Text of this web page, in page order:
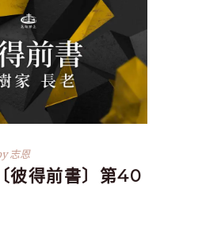
志恩
彼得前書〕第40